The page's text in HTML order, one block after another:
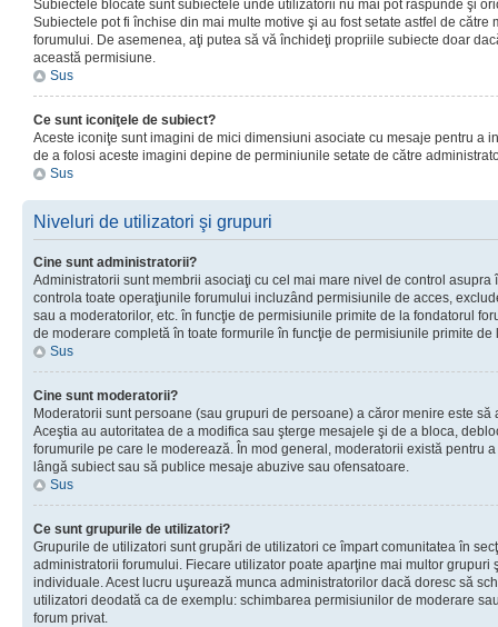
Subiectele blocate sunt subiectele unde utilizatorii nu mai pot răspunde şi
Subiectele pot fi închise din mai multe motive şi au fost setate astfel de către
forumului. De asemenea, aţi putea să vă închideţi propriile subiecte doar
această permisiune.
Sus
Ce sunt iconiţele de subiect?
Aceste iconiţe sunt imagini de mici dimensiuni asociate cu mesaje pentru a
de a folosi aceste imagini depine de perminiunile setate de către
Sus
Niveluri de utilizatori şi grupuri
Cine sunt administratorii?
Administratorii sunt membrii asociaţi cu cel mai mare nivel de control asupra
controla toate operaţiunile forumului incluzând permisiunile de acces,
sau a moderatorilor, etc. în funcţie de permisiunile primite de la fondatorul
de moderare completă în toate formurile în funcţie de permisiunile primite de
Sus
Cine sunt moderatorii?
Moderatorii sunt persoane (sau grupuri de persoane) a căror menire este
Aceştia au autoritatea de a modifica sau şterge mesajele şi de a bloca,
forumurile pe care le moderează. În mod general, moderatorii există pentru
lângă subiect sau să publice mesaje abuzive sau ofensatoare.
Sus
Ce sunt grupurile de utilizatori?
Grupurile de utilizatori sunt grupări de utilizatori ce împart comunitatea în
administratorii forumului. Fiecare utilizator poate aparţine mai multor grupuri
individuale. Acest lucru uşurează munca administratorilor dacă doresc să
utilizatori deodată ca de exemplu: schimbarea permisiunilor de moderare
forum privat.